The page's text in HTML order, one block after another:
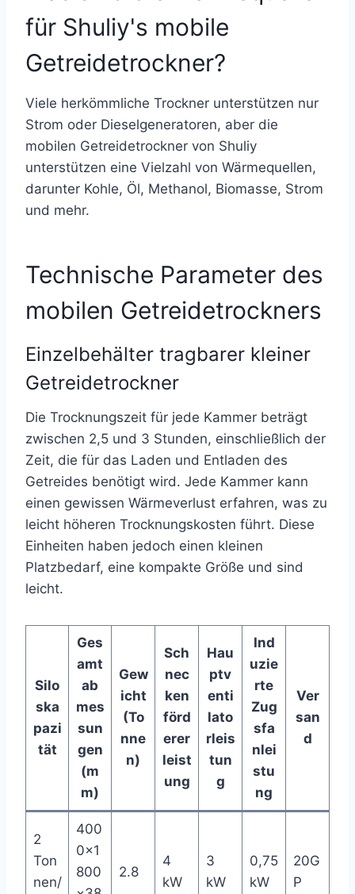
für Shuliy's mobile
Getreidetrockner?
Viele herkömmliche Trockner unterstützen nur
Strom oder Dieselgeneratoren, aber die
mobilen Getreidetrockner von Shuliy
unterstützen eine Vielzahl von Wärmequellen,
darunter Kohle, Öl, Methanol, Biomasse, Strom
und mehr.
Technische Parameter des
mobilen Getreidetrockners
Einzelbehälter tragbarer kleiner
Getreidetrockner
Die Trocknungszeit für jede Kammer beträgt
zwischen 2,5 und 3 Stunden, einschließlich der
Zeit, die für das Laden und Entladen des
Getreides benötigt wird. Jede Kammer kann
einen gewissen Wärmeverlust erfahren, was zu
leicht höheren Trocknungskosten führt. Diese
Einheiten haben jedoch einen kleinen
Platzbedarf, eine kompakte Größe und sind
leicht.
Silo
ska
pazi
tät
Ges
amt
ab
mes
sun
gen
(m
m)
Gew
icht
(To
nne
n)
Sch
nec
ken
förd
erer
leist
ung
Hau
ptv
enti
lato
rleis
tun
g
Ind
uzie
rte
Zug
sfa
nlei
stu
ng
Ver
san
d
2
Ton
nen/
400
0×1
800
2.8
4
kW
3
kW
0,75
kW
20G
P